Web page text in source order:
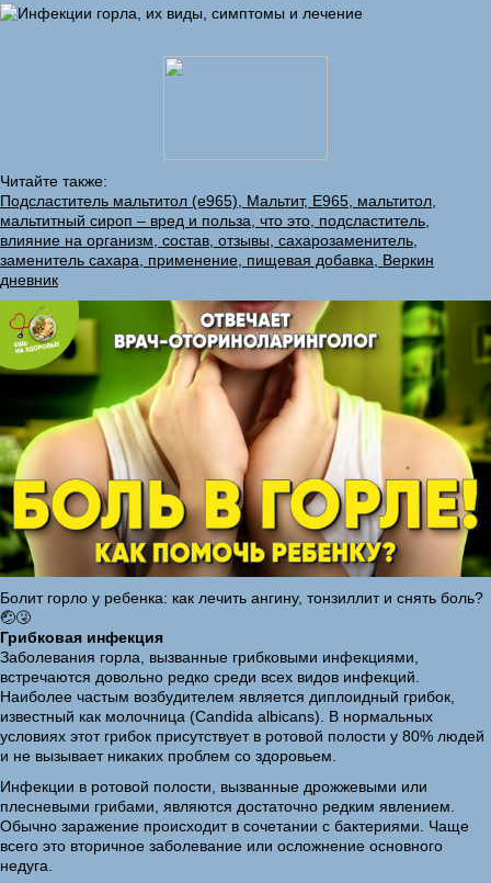
Читайте также:
Подсластитель мальтитол (е965), Мальтит, Е965, мальтитол,
мальтитный сироп – вред и польза, что это, подсластитель,
влияние на организм, состав, отзывы, сахарозаменитель,
заменитель сахара, применение, пищевая добавка, Веркин
дневник
Болит горло у ребенка: как лечить ангину, тонзиллит и снять боль?
🤕🤧
Грибковая инфекция
Заболевания горла, вызванные грибковыми инфекциями,
встречаются довольно редко среди всех видов инфекций.
Наиболее частым возбудителем является диплоидный грибок,
известный как молочница (Candida albicans). В нормальных
условиях этот грибок присутствует в ротовой полости у 80% людей
и не вызывает никаких проблем со здоровьем.
Инфекции в ротовой полости, вызванные дрожжевыми или
плесневыми грибами, являются достаточно редким явлением.
Обычно заражение происходит в сочетании с бактериями. Чаще
всего это вторичное заболевание или осложнение основного
недуга.